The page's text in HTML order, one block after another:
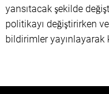
yansıtacak şekilde
politikayı değiştirirken
bildirimler yayınlayarak